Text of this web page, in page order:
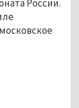
России.